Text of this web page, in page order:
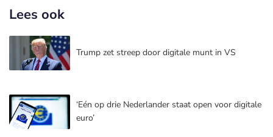
Lees ook
Trump zet streep door digitale munt in VS
‘Eén op drie Nederlander staat open voor digitale
euro’